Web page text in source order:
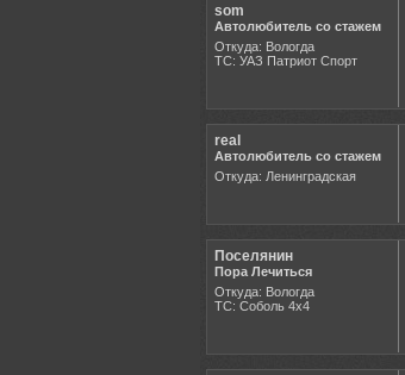
som
Автолюбитель со стажем
Откуда: Вологда
ТС: УАЗ Патриот Спорт
real
Автолюбитель со стажем
Откуда: Ленинградская
Поселянин
Пора Лечиться
Откуда: Вологда
ТС: Соболь 4х4